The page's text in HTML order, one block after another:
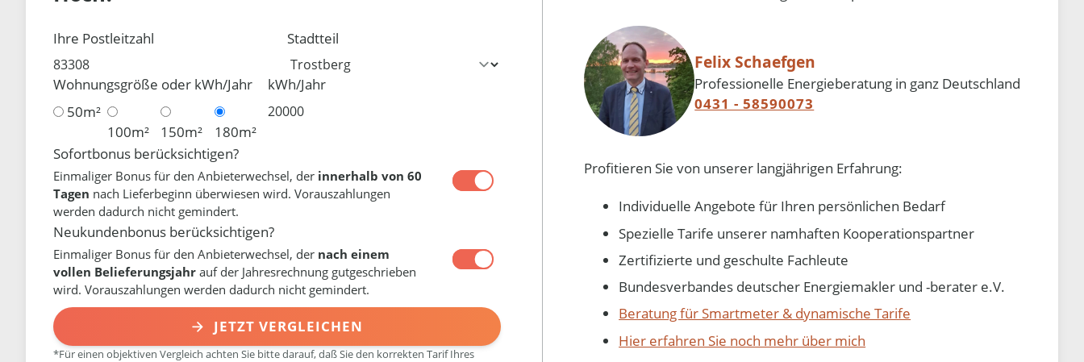
Ihre Postleitzahl Stadtteil
Wohnungsgröße oder kWh/Jahr
50m²
100m²
150m² 180m²
kWh/Jahr
Sofortbonus berücksichtigen?
Einmaliger Bonus für den Anbieterwechsel, der innerhalb von 60
Tagen nach Lieferbeginn überwiesen wird. Vorauszahlungen
werden dadurch nicht gemindert.
Neukundenbonus berücksichtigen?
Einmaliger Bonus für den Anbieterwechsel, der nach einem
vollen Belieferungsjahr auf der Jahresrechnung gutgeschrieben
wird. Vorauszahlungen werden dadurch nicht gemindert.
JETZT VERGLEICHEN
*Für einen objektiven Vergleich achten Sie bitte darauf, daß Sie den korrekten Tarif Ihres
Felix Schaefgen
Professionelle Energieberatung in ganz Deutschland
0431 - 58590073
Profitieren Sie von unserer langjährigen Erfahrung:
Individuelle Angebote für Ihren persönlichen Bedarf
Spezielle Tarife unserer namhaften Kooperationspartner
Zertifizierte und geschulte Fachleute
Bundesverbandes deutscher Energiemakler und -berater e.V.
Beratung für Smartmeter & dynamische Tarife
Hier erfahren Sie noch mehr über mich